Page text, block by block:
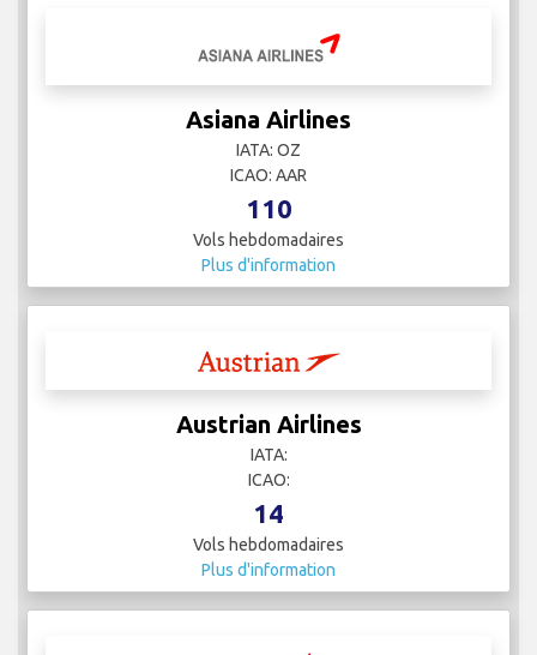
Asiana Airlines
IATA: OZ
ICAO: AAR
110
Vols hebdomadaires
Plus d'information
Austrian Airlines
IATA:
ICAO:
14
Vols hebdomadaires
Plus d'information